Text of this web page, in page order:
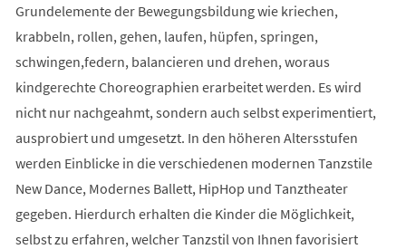
Grundelemente der Bewegungsbildung wie kriechen,
krabbeln, rollen, gehen, laufen, hüpfen, springen,
schwingen,federn, balancieren und drehen, woraus
kindgerechte Choreographien erarbeitet werden. Es wird
nicht nur nachgeahmt, sondern auch selbst experimentiert,
ausprobiert und umgesetzt. In den höheren Altersstufen
werden Einblicke in die verschiedenen modernen Tanzstile
New Dance, Modernes Ballett, HipHop und Tanztheater
gegeben. Hierdurch erhalten die Kinder die Möglichkeit,
selbst zu erfahren, welcher Tanzstil von Ihnen favorisiert